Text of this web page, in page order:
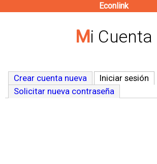
contenido
Econlink
Mi Cuenta
Crear cuenta nueva Iniciar sesión
Solicitar nueva contraseña